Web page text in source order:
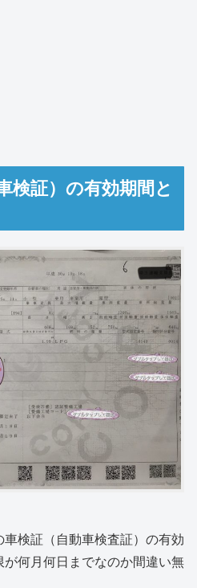
検証）の有効期間と
検証（自動車検査証）の有効
何月何日までなのか間違い無